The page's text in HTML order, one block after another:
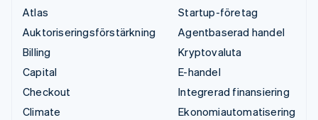
Atlas
Auktoriseringsförstärkning
Billing
Capital
Checkout
Climate
Startup-företag
Agentbaserad handel
Kryptovaluta
E-handel
Integrerad finansiering
Ekonomiautomatisering